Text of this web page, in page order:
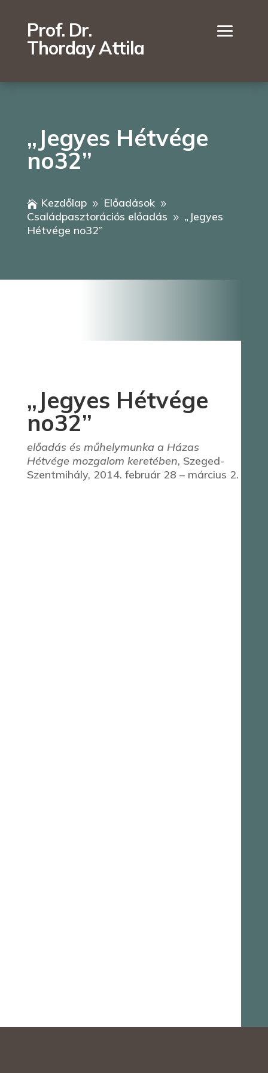
Prof. Dr.
Thorday Attila
„Jegyes Hétvége
no32”
 Kezdőlap 9 Előadások 9
Családpasztorációs előadás 9 „Jegyes
Hétvége no32”
„Jegyes Hétvége
no32”
előadás és műhelymunka a Házas
Hétvége mozgalom keretében, Szeged-
Szentmihály, 2014. február 28 – március 2.